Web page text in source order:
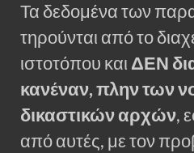
Τα δεδομένα των
τηρούνται από το
ιστοτόπου και ΔΕΝ
κανέναν, πλην των
δικαστικών αρχών,
από αυτές, με τον